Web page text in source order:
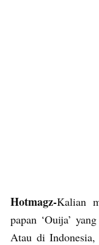
Hotmagz-Kalian
papan ‘Ouija’
Atau di Indonesia,